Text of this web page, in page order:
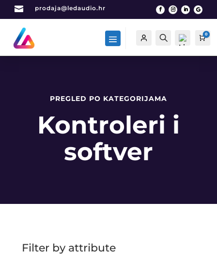
 prodaja@ledaudio.hr
Račun Traži 0
PREGLED PO KATEGORIJAMA
Kontroleri i
softver
Filter by attribute